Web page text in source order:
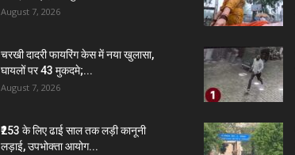
August 7, 2026
चरखी दादरी फायरिंग केस में नया खुलासा,
घायलों पर 43 मुकदमे;...
August 7, 2026
₹253 के लिए ढाई साल तक लड़ी कानूनी
लड़ाई, उपभोक्ता आयोग...